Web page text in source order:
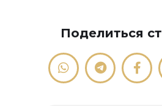
Поделиться